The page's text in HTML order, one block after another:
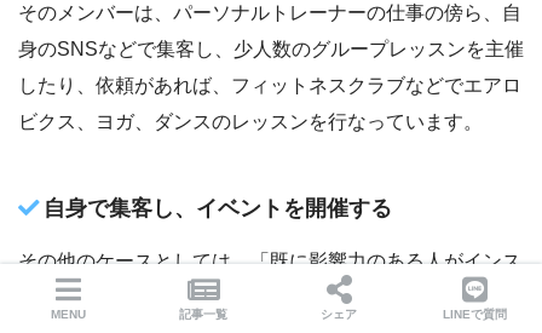
そのメンバーは、パーソナルトレーナーの仕事の傍ら、自
身のSNSなどで集客し、少人数のグループレッスンを主催
したり、依頼があれば、フィットネスクラブなどでエアロ
ビクス、ヨガ、ダンスのレッスンを行なっています。
自身で集客し、イベントを開催する
その他のケースとしては、「既に影響力のある人がインス
トラクターの資格を取得し、自身で集客し、イベントを開
MENU 記事一覧 シェア LINEで質問